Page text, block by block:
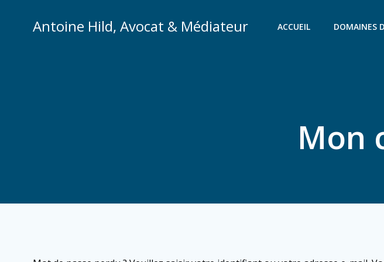
contenuAntoine Hild, Avocat & Médiateur ACCUEIL DOMAINES
Mon